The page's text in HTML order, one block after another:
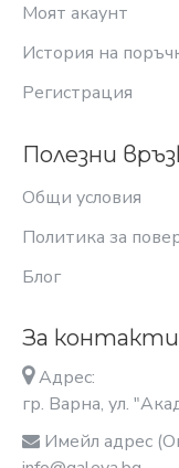
Моят акаунт
История на
Регистрация
Полезни
Общи условия
Политика за
Блог
За
Адрес:
гр. Варна, ул.
Имейл адрес